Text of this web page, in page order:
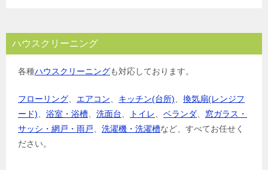
ハウスクリーニング
各種ハウスクリーニングも対応しております。
フローリング エアコン キッチン(台所)
換気扇(レンジフ
ード)
浴室・浴槽 洗面台 トイレ ベランダ
窓ガラス・
サッシ・網戸・雨戸
洗濯機・洗濯槽など、すべてお任せく
ださい。